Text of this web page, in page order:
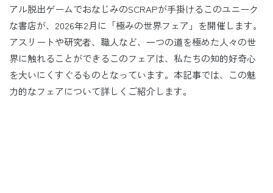
アル脱出ゲームでおなじみのSCRAPが手掛けるこのユニーク
な書店が、2026年2月に「極みの世界フェア」を開催します。
アスリートや研究者、職人など、一つの道を極めた人々の世
界に触れることができるこのフェアは、私たちの知的好奇心
を大いにくすぐるものとなっています。本記事では、この魅
力的なフェアについて詳しくご紹介します。